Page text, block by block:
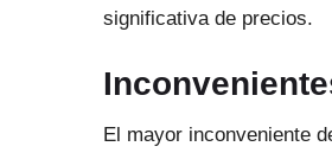
significativa de precios.
El mayor inconveniente